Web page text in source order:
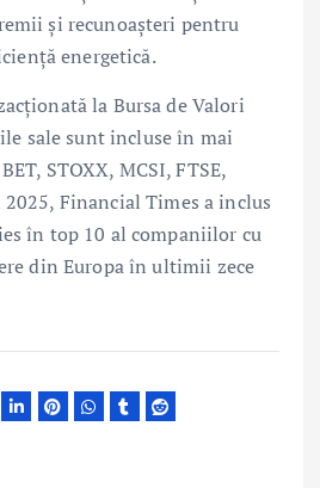
și recunoașteri pentru
energetică.
la Bursa de Valori
sale sunt incluse în mai
STOXX, MCSI, FTSE,
2025, Financial Times a inclus
în top 10 al companiilor cu
din Europa în ultimii zece